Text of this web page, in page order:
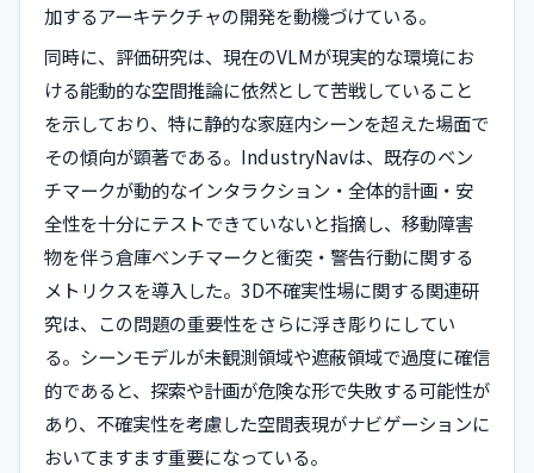
加するアーキテクチャの開発を動機づけている。
同時に、評価研究は、現在のVLMが現実的な環境にお
ける能動的な空間推論に依然として苦戦していること
を示しており、特に静的な家庭内シーンを超えた場面で
その傾向が顕著である。IndustryNavは、既存のベン
チマークが動的なインタラクション・全体的計画・安
全性を十分にテストできていないと指摘し、移動障害
物を伴う倉庫ベンチマークと衝突・警告行動に関する
メトリクスを導入した。3D不確実性場に関する関連研
究は、この問題の重要性をさらに浮き彫りにしてい
る。シーンモデルが未観測領域や遮蔽領域で過度に確信
的であると、探索や計画が危険な形で失敗する可能性が
あり、不確実性を考慮した空間表現がナビゲーションに
おいてますます重要になっている。